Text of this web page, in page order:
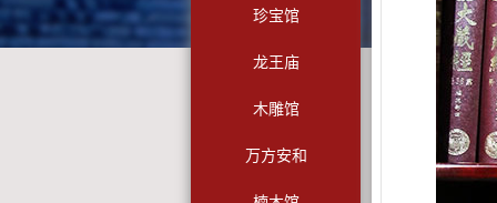
珍宝馆
龙王庙
木雕馆
万方安和